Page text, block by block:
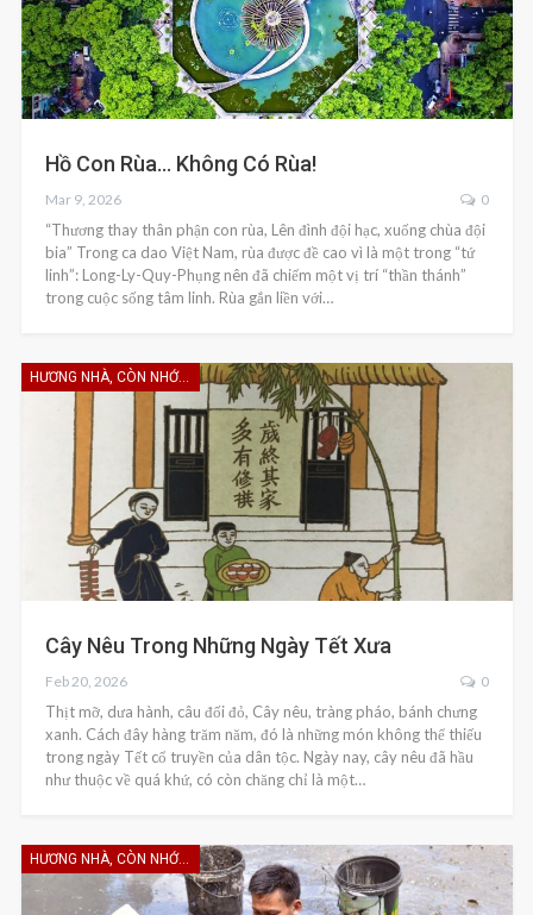
Hồ Con Rùa… Không Có Rùa!
Mar 9, 2026 0
“Thương thay thân phận con rùa, Lên đình đội hạc, xuống chùa đội
bia” Trong ca dao Việt Nam, rùa được đề cao vì là một trong “tứ
linh”: Long-Ly-Quy-Phụng nên đã chiếm một vị trí “thần thánh”
trong cuộc sống tâm linh. Rùa gắn liền với…
HƯƠNG NHÀ, CÒN NHỚ KHÔNG EM
Cây Nêu Trong Những Ngày Tết Xưa
Feb 20, 2026 0
Thịt mỡ, dưa hành, câu đối đỏ, Cây nêu, tràng pháo, bánh chưng
xanh. Cách đây hàng trăm năm, đó là những món không thể thiếu
trong ngày Tết cổ truyền của dân tộc. Ngày nay, cây nêu đã hầu
như thuộc về quá khứ, có còn chăng chỉ là một…
HƯƠNG NHÀ, CÒN NHỚ KHÔNG EM